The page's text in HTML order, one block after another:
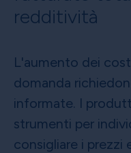
redditività
L'aumento dei
domanda
informate. I
strumenti per
consigliare i prezzi